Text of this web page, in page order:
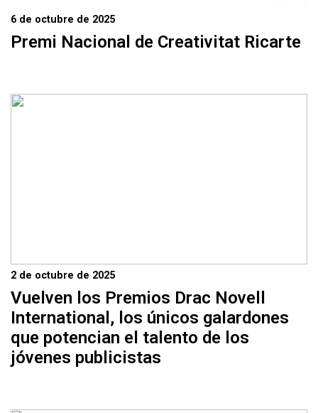
6 de octubre de 2025
Premi Nacional de Creativitat Ricarte
2 de octubre de 2025
Vuelven los Premios Drac Novell
International, los únicos galardones
que potencian el talento de los
jóvenes publicistas